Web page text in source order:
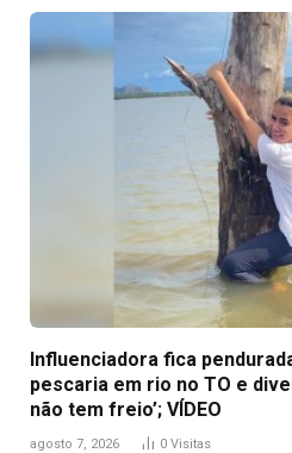
Influenciadora fica
pescaria em rio no TO e
não tem freio’; VÍDEO
agosto 7, 2026 0 Visitas